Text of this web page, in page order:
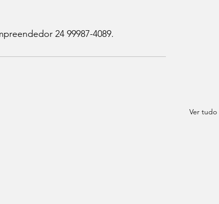
24 99987-4089.
Ver tudo